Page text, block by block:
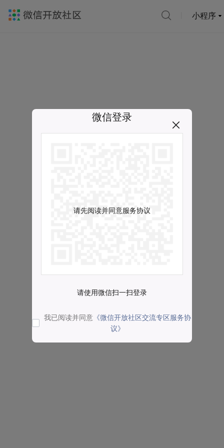
小程序
微信登录
请先阅读并同意服务协议
请使用微信扫一扫登录
我已阅读并同意 《微信开放社区交流专区服务协
议》